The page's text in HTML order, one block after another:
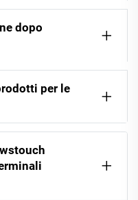
dopo
per le